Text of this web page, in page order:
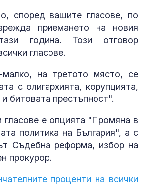
според вашите гласове, по
приемането на новия
година. Този отговор
гласове.
на третото място, се
с олигархията, корупцията,
и битовата престъпност".
гласове е опцията "Промяна в
политика на България", а с
Съдебна реформа, избор на
прокурор.
проценти на всички